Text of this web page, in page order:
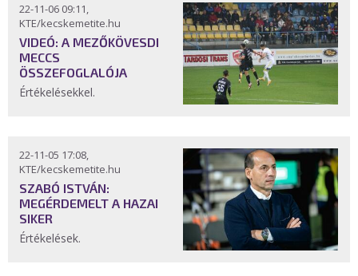
22-11-06 09:11,
KTE/kecskemetite.hu
VIDEÓ: A MEZŐKÖVESDI
MECCS
ÖSSZEFOGLALÓJA
Értékelésekkel.
22-11-05 17:08,
KTE/kecskemetite.hu
SZABÓ ISTVÁN:
MEGÉRDEMELT A HAZAI
SIKER
Értékelések.